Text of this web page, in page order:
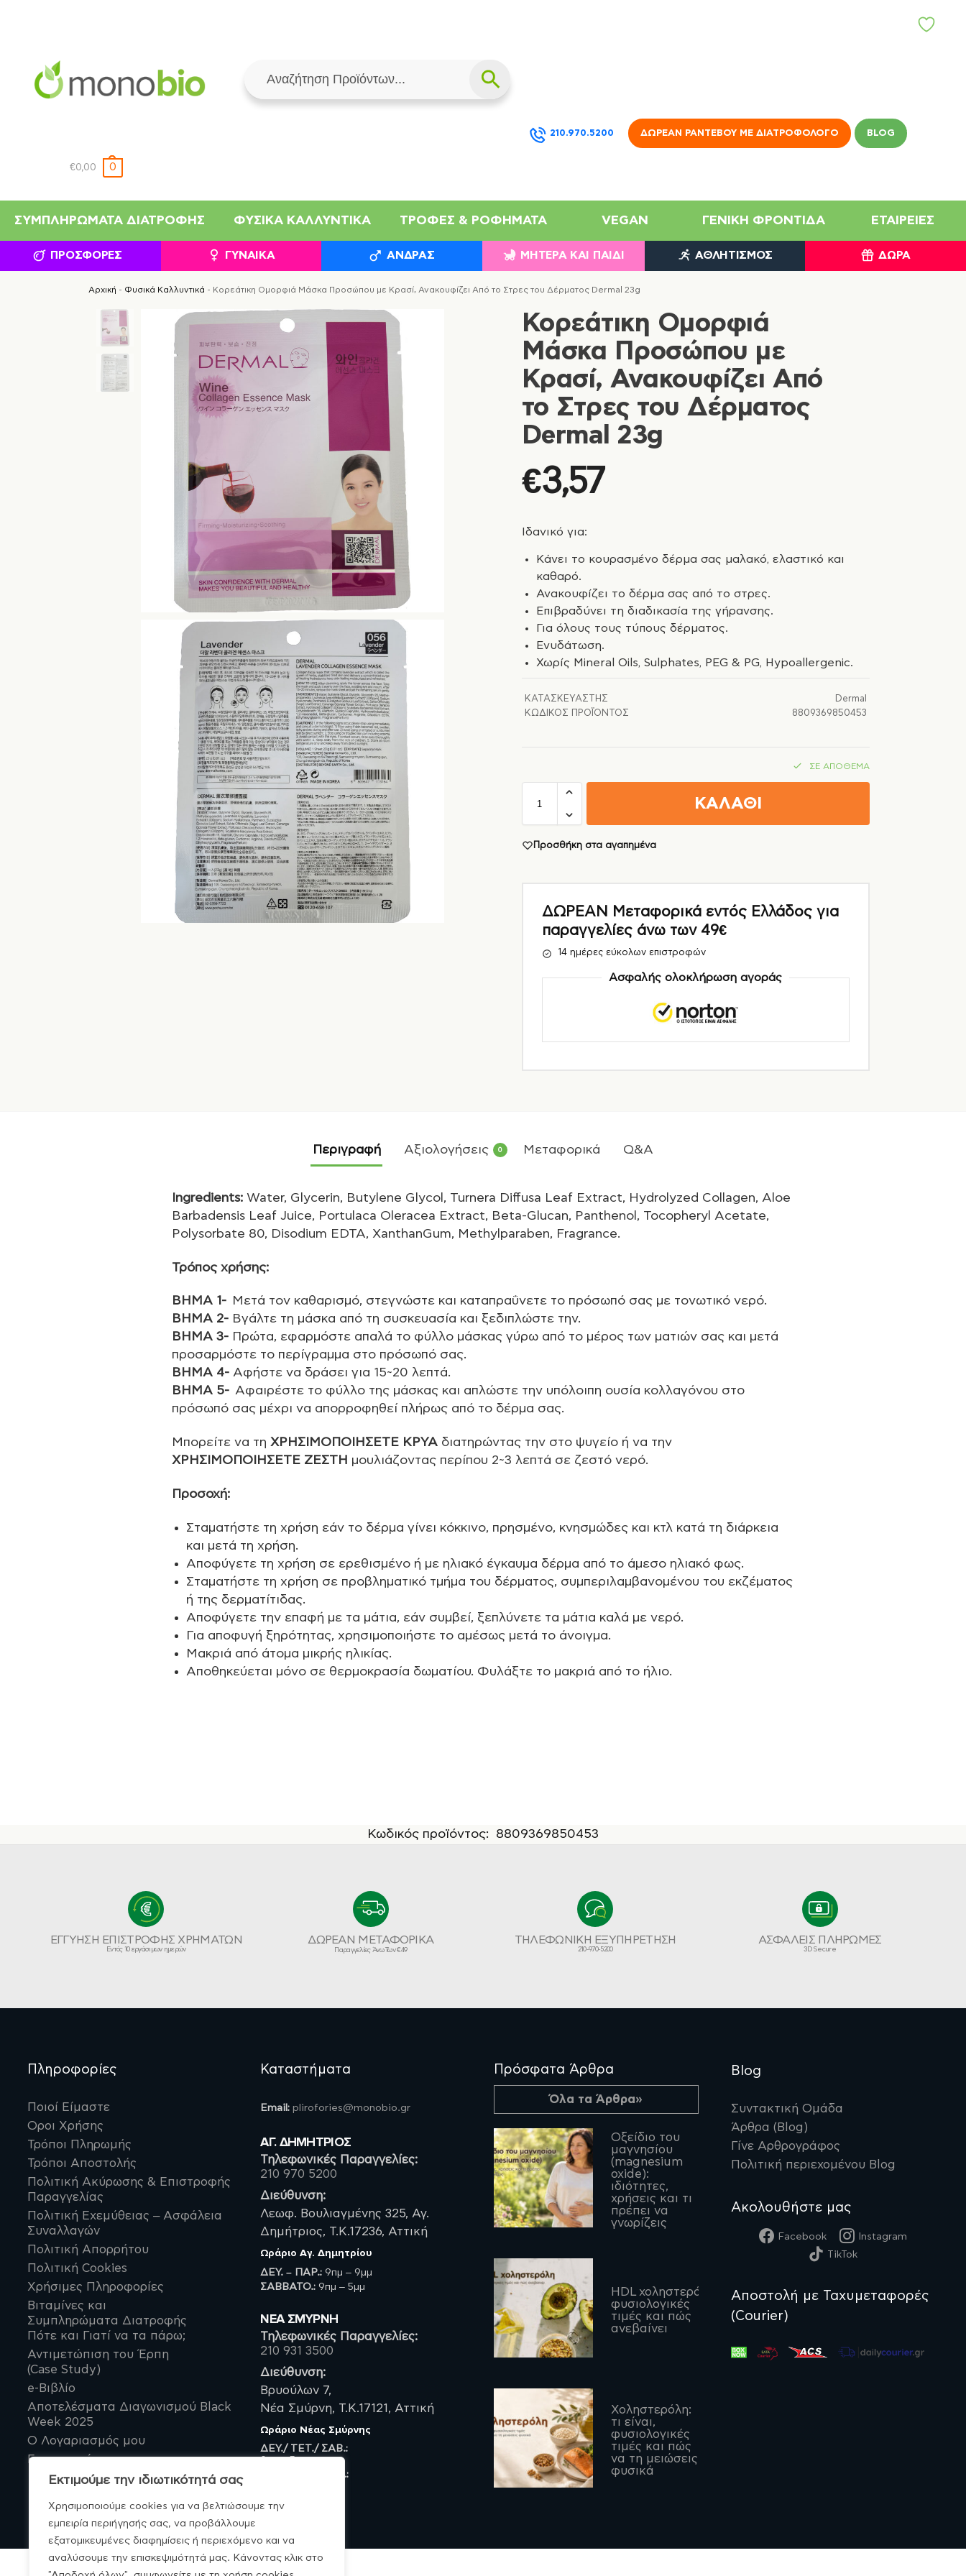
Εκτιμούμε την ιδιωτικότητά σας
Χρησιμοποιούμε cookies για να βελτιώσουμε την
εμπειρία περιήγησής σας, να προβάλλουμε
εξατομικευμένες διαφημίσεις ή περιεχόμενο και να
αναλύσουμε την επισκεψιμότητά μας. Κάνοντας κλικ στο
210.970.5200 ΔΩΡΕΆΝ ΡΑΝΤΕΒΟΎ ΜΕ ΔΙΑΤΡΟΦΟΛΌΓΟ BLOG
Α
€0,00 0
ΣΥΜΠΛΗΡΏΜΑΤΑ ΔΙΑΤΡΟΦΉΣ ΦΥΣΙΚΆ ΚΑΛΛΥΝΤΙΚΆ ΤΡΟΦΈΣ & ΡΟΦΉΜΑΤΑ VEGAN ΓΕΝΙΚΉ ΦΡΟΝΤΊΔΑ ΕΤΑΙΡΕΊΕΣ
ΠΡΟΣΦΟΡΈΣ ΓΥΝΑΊΚΑ ΆΝΔΡΑΣ ΜΗΤΈΡΑ ΚΑΙ ΠΑΙΔΊ ΑΘΛΗΤΙΣΜΌΣ ΔΏΡΑ
Αρχική - Φυσικά Καλλυντικά - Κορεάτικη Ομορφιά Μάσκα Προσώπου με Κρασί, Ανακουφίζει Από το Στρες του Δέρματος Dermal 23g
Κορεάτικη Ομορφιά
Μάσκα Προσώπου με
Κρασί, Ανακουφίζει Από
το Στρες του Δέρματος
Dermal 23g
€3,57
Ιδανικό για:
Κάνει το κουρασμένο δέρμα σας μαλακό, ελαστικό και
καθαρό.
Ανακουφίζει το δέρμα σας από το στρες.
Eπιβραδύνει τη διαδικασία της γήρανσης.
Για όλους τους τύπους δέρματος.
Ενυδάτωση.
Χωρίς Mineral Oils, Sulphates, PEG & PG, Hypoallergenic.
ΚΑΤΑΣΚΕΥΑΣΤΉΣ
Dermal
ΚΩΔΙΚΌΣ ΠΡΟΪΌΝΤΟΣ
8809369850453
ΣΕ ΑΠΌΘΕΜΑ
ΚΑΛΑΘΙ
Προσθήκη στα αγαπημένα
ΔΩΡΕΑΝ Μεταφορικά εντός Ελλάδος για
παραγγελίες άνω των 49€
14 ημέρες εύκολων επιστροφών
Ασφαλής ολοκλήρωση αγοράς
Περιγραφή Αξιολογήσεις 0 Μεταφορικά Q&A
Ingredients:Water, Glycerin, Butylene Glycol, Turnera Diffusa Leaf Extract, Hydrolyzed Collagen, Aloe
Barbadensis Leaf Juice, Portulaca Oleracea Extract, Beta-Glucan, Panthenol, Tocopheryl Acetate,
Polysorbate 80, Disodium EDTA, XanthanGum, Methylparaben, Fragrance.
Τρόπος χρήσης:
ΒΗΜΑ 1- Μετά τον καθαρισμό, στεγνώστε και καταπραΰνετε το πρόσωπό σας με τονωτικό νερό.
ΒΗΜΑ 2- Βγάλτε τη μάσκα από τη συσκευασία και ξεδιπλώστε την.
ΒΗΜΑ 3- Πρώτα, εφαρμόστε απαλά το φύλλο μάσκας γύρω από το μέρος των ματιών σας και μετά
προσαρμόστε το περίγραμμα στο πρόσωπό σας.
ΒΗΜΑ 4-Αφήστε να δράσει για 15~20 λεπτά.
ΒΗΜΑ 5- Αφαιρέστε το φύλλο της μάσκας και απλώστε την υπόλοιπη ουσία κολλαγόνου στο
πρόσωπό σας μέχρι να απορροφηθεί πλήρως από το δέρμα σας.
Μπορείτε να τη ΧΡΗΣΙΜΟΠΟΙΗΣΕΤΕ ΚΡΥΑ διατηρώντας την στο ψυγείο ή να την
ΧΡΗΣΙΜΟΠΟΙΗΣΕΤΕ ΖΕΣΤΗ μουλιάζοντας περίπου 2~3 λεπτά σε ζεστό νερό.
Προσοχή:
Σταματήστε τη χρήση εάν το δέρμα γίνει κόκκινο, πρησμένο, κνησμώδες και κτλ κατά τη διάρκεια
και μετά τη χρήση.
Αποφύγετε τη χρήση σε ερεθισμένο ή με ηλιακό έγκαυμα δέρμα από το άμεσο ηλιακό φως.
Σταματήστε τη χρήση σε προβληματικό τμήμα του δέρματος, συμπεριλαμβανομένου του εκζέματος
ή της δερματίτιδας.
Αποφύγετε την επαφή με τα μάτια, εάν συμβεί, ξεπλύνετε τα μάτια καλά με νερό.
Για αποφυγή ξηρότητας, χρησιμοποιήστε το αμέσως μετά το άνοιγμα.
Μακριά από άτομα μικρής ηλικίας.
Αποθηκεύεται μόνο σε θερμοκρασία δωματίου. Φυλάξτε το μακριά από το ήλιο.
Κωδικός προϊόντος: 8809369850453
ΕΓΓΥΗΣΗ ΕΠΙΣΤΡΟΦΗΣ ΧΡΗΜΑΤΩΝ
Εντός 10 εργάσιμων ημερών
ΔΩΡΕΑΝ ΜΕΤΑΦΟΡΙΚΑ
Παραγγελίες Άνω Των €49
ΤΗΛΕΦΩΝΙΚΗ ΕΞΥΠΗΡΕΤΗΣΗ
210-970-5200
ΑΣΦΑΛΕΙΣ ΠΛΗΡΩΜΕΣ
3D Secure
Πληροφορίες
Ποιοί Είμαστε
Οροι Χρήσης
Τρόποι Πληρωμής
Τρόποι Αποστολής
Πολιτική Ακύρωσης & Επιστροφής
Παραγγελίας
Πολιτική Εχεμύθειας – Ασφάλεια
Συναλλαγών
Πολιτική Απορρήτου
Πολιτική Cookies
Χρήσιμες Πληροφορίες
Βιταμίνες και
Συμπληρώματα Διατροφής
Πότε και Γιατί να τα πάρω;
Αντιμετώπιση του Έρπη
(Case Study)
e-Βιβλίο
Αποτελέσματα Διαγωνισμού Black
Week 2025
Ο Λογαριασμός μου
Επικοινωνία
Καταστήματα
Email: plirofories@monobio.gr
ΑΓ. ΔΗΜΗΤΡΙΟΣ
Τηλεφωνικές Παραγγελίες:
210 970 5200
Διεύθυνση:
Λεωφ. Βουλιαγμένης 325, Αγ.
Δημήτριος, Τ.Κ.17236, Αττική
ΩράριοΑγ. Δημητρίου
ΔΕΥ. – ΠΑΡ.: 9πμ – 9μμ
ΣΑΒBATO.: 9πμ – 5μμ
ΝΈΑ ΣΜΥΡΝΗ
Τηλεφωνικές Παραγγελίες:
210 931 3500
Διεύθυνση:
Βρυούλων 7,
Νέα Σμύρνη, Τ.Κ.17121, Αττική
Ωράριο Νέας Σμύρνης
ΔΕΥ./ ΤΕΤ./ ΣΑΒ.:
9πμ – 5μμ
ΤΡΙ./ ΠΕΜ./ ΠΑΡ.:
Πρόσφατα Άρθρα
Όλα τα Άρθρα»
Οξείδιο του
μαγνησίου
(magnesium
oxide):
ιδιότητες,
χρήσεις και τι
πρέπει να
γνωρίζεις
HDL χοληστερόλη:
φυσιολογικές
τιμές και πώς
ανεβαίνει
Χοληστερόλη:
τι είναι,
φυσιολογικές
τιμές και πώς
να τη μειώσεις
φυσικά
Blog
Συντακτική Ομάδα
Άρθρα (Blog)
Γίνε Αρθρογράφος
Πολιτική περιεχομένου Blog
Ακολουθήστε μας
Facebook
Instagram
TikTok
Αποστολή με Ταχυμεταφορές
(Courier)